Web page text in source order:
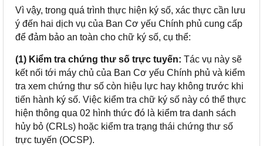
Vì vậy, trong quá trình thực hiện ký số, xác thực cần lưu
ý đến hai dịch vụ của Ban Cơ yếu Chính phủ cung cấp
để đảm bảo an toàn cho chữ ký số, cụ thể:
(1) Kiểm tra chứng thư số trực tuyến: Tác vụ này sẽ
kết nối tới máy chủ của Ban Cơ yếu Chính phủ và kiểm
tra xem chứng thư số còn hiệu lực hay không trước khi
tiến hành ký số. Việc kiểm tra chữ ký số này có thể thực
hiện thông qua 02 hình thức đó là kiểm tra danh sách
hủy bỏ (CRLs) hoặc kiểm tra trạng thái chứng thư số
trực tuyến (OCSP).